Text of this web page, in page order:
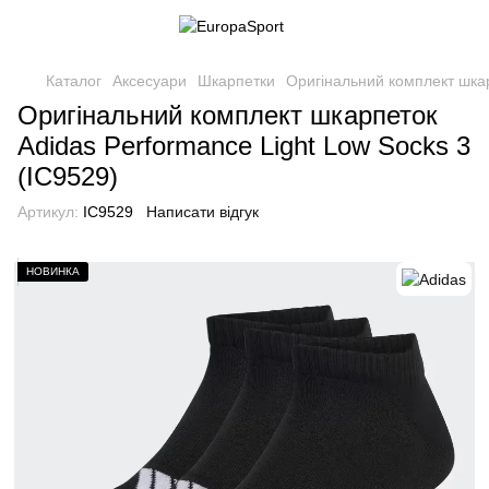
Каталог Аксесуари Шкарпетки Оригінальний комплект
Оригінальний комплект шкарпеток
Adidas Performance Light Low Socks 3
(IC9529)
Артикул: IC9529 Написати відгук
НОВИНКА